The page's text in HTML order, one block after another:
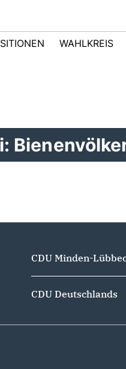
WAHLKREIS
CDU Minden-
CDU Deutschlands